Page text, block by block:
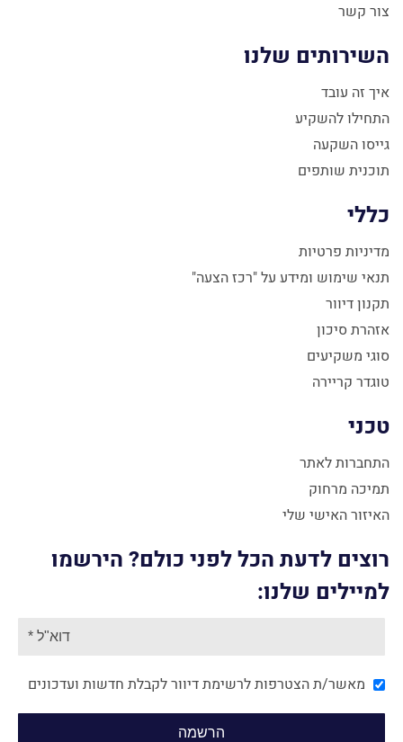
צור קשר
השירותים שלנו
איך זה עובד
התחילו להשקיע
גייסו השקעה
תוכנית שותפים
כללי
מדיניות פרטיות
תנאי שימוש ומידע על "רכז הצעה"
תקנון דיוור
אזהרת סיכון
סוגי משקיעים
טוגדר קריירה
טכני
התחברות לאתר
תמיכה מרחוק
האיזור האישי שלי
רוצים לדעת הכל לפני כולם? הירשמו
למיילים שלנו:
מאשר/ת הצטרפות לרשימת דיוור לקבלת חדשות ועדכונים